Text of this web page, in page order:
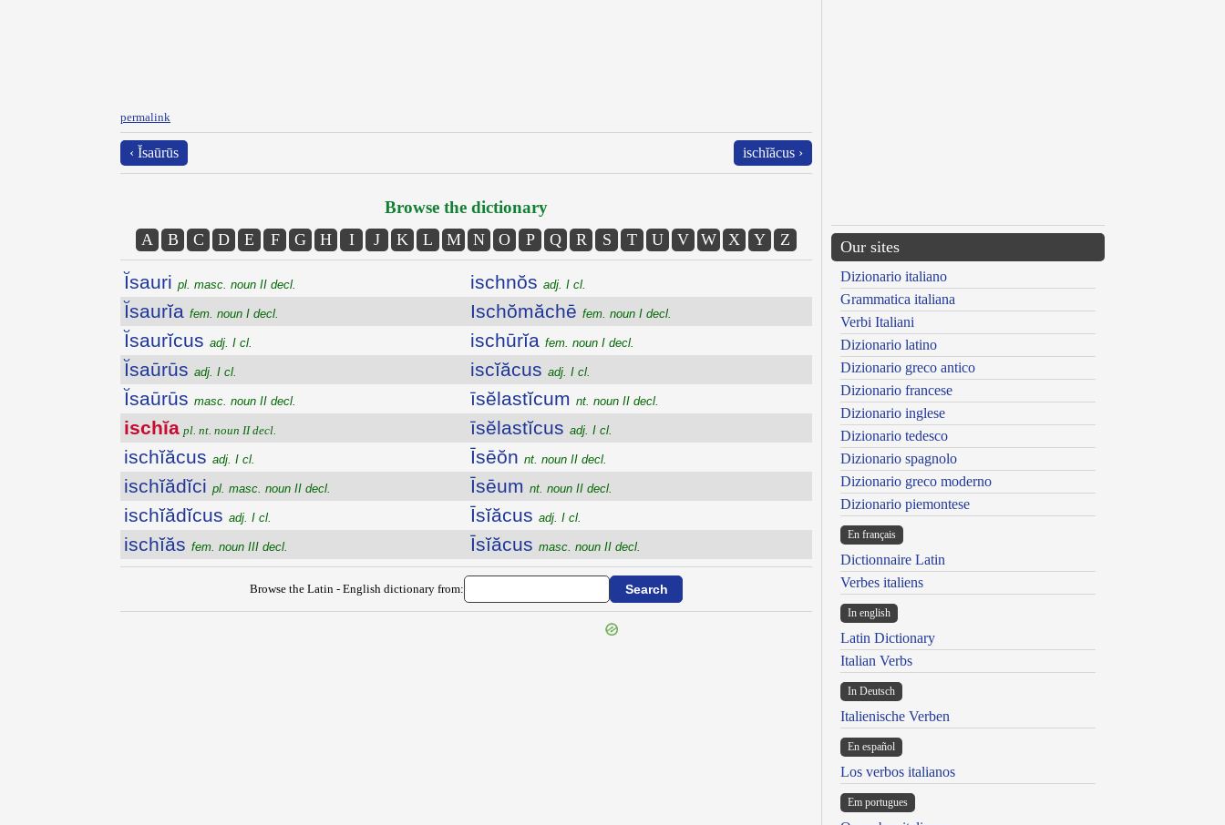
permalink
‹ Ĭsaūrūs ischĭăcus ›
Browse the dictionary
A B C D E F G H I J K L M N O P Q R S T U V W X Y Z
Ĭsauri pl. masc. noun II decl.
Ĭsaurĭa fem. noun I decl.
Ĭsaurĭcus adj. I cl.
Ĭsaūrūs adj. I cl.
Ĭsaūrūs masc. noun II decl.
ischĭa pl. nt. noun II decl.
ischĭăcus adj. I cl.
ischĭădĭci pl. masc. noun II decl.
ischĭădĭcus adj. I cl.
ischĭăs fem. noun III decl.
ischnŏs adj. I cl.
Ischŏmăchē fem. noun I decl.
ischūrĭa fem. noun I decl.
iscĭăcus adj. I cl.
īsĕlastĭcum nt. noun II decl.
īsĕlastĭcus adj. I cl.
Īsēŏn nt. noun II decl.
Īsēum nt. noun II decl.
Īsĭăcus adj. I cl.
Īsĭăcus masc. noun II decl.
Browse the Latin - English dictionary from:
Our sites
Dizionario italiano
Grammatica italiana
Verbi Italiani
Dizionario latino
Dizionario greco antico
Dizionario francese
Dizionario inglese
Dizionario tedesco
Dizionario spagnolo
Dizionario greco moderno
Dizionario piemontese
En français
Dictionnaire Latin
Verbes italiens
In english
Latin Dictionary
Italian Verbs
In Deutsch
Italienische Verben
En español
Los verbos italianos
Em portugues